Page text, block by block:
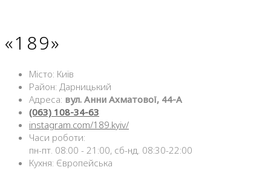
«189»
Місто: Київ
Район: Дарницький
Адреса: вул. Анни Ахматової, 44-А
(063) 108-34-63
instagram.com/189.kyiv/
Часи роботи:
пн-пт. 08:00 - 21:00, сб-нд. 08:30-22:00
Кухня: Європейська